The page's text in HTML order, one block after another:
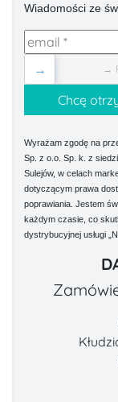
Wiadomości ze
→
→
Wyrażam zgodę na
Sp. z o.o. Sp. k. z
Sulejów, w celach
dotyczącym prawa
poprawiania. Jestem
każdym czasie, co
dystrybucyjnej usługi